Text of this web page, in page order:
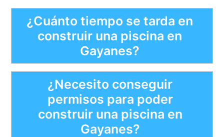
¿Cuánto tiempo se tarda en
construir una piscina en
Gayanes?
¿Necesito conseguir
permisos para poder
construir una piscina en
Gayanes?